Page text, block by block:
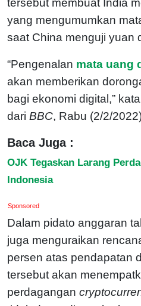
tersebut membuat India
yang mengumumkan
saat China menguji yuan
“Pengenalan mata uang
akan memberikan
bagi ekonomi digital,”
dari BBC, Rabu (2/2/
Baca Juga :
OJK Tegaskan Larang
Indonesia
Sponsored
Dalam pidato anggaran
juga menguraikan
persen atas pendapatan
tersebut akan
perdagangan